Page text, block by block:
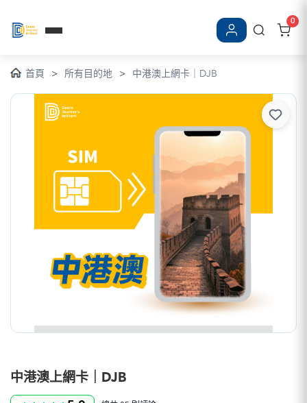
登入/註冊
0
首頁 > 所有目的地 > 中港澳上網卡｜DJB
中港澳上網卡｜DJB